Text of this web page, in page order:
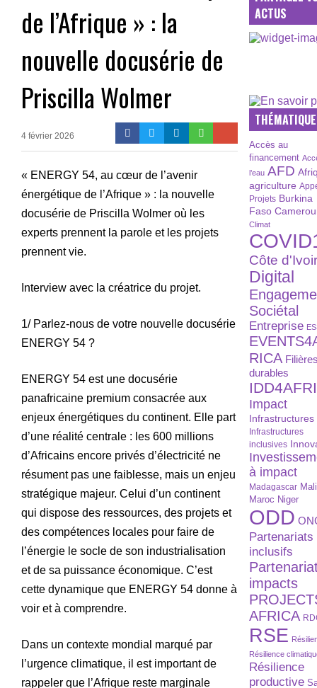
de l’Afrique » : la
nouvelle docusérie de
Priscilla Wolmer
4 février 2026
« ENERGY 54, au cœur de l’avenir
énergétique de l’Afrique » : la nouvelle
docusérie de Priscilla Wolmer où les
experts prennent la parole et les projets
prennent vie.
Interview avec la créatrice du projet.
1/ Parlez-nous de votre nouvelle docusérie
ENERGY 54 ?
ENERGY 54 est une docusérie
panafricaine premium consacrée aux
enjeux énergétiques du continent. Elle part
d’une réalité centrale : les 600 millions
d’Africains encore privés d’électricité ne
résument pas une faiblesse, mais un enjeu
stratégique majeur. Celui d’un continent
qui dispose des ressources, des projets et
des compétences locales pour faire de
l’énergie le socle de son industrialisation
et de sa puissance économique. C’est
cette dynamique que ENERGY 54 donne à
voir et à comprendre.
Dans un contexte mondial marqué par
l’urgence climatique, il est important de
rappeler que l’Afrique reste marginale
ACTUS
Accès au
financement
l’eau AFD
agriculture
Projets Burkina
Faso
Climat
Côte
Digital
Sociétal
Entreprise
RICA
durables
Impact
Infrastructures
Infrastructures
inclusives
à impact
Madagascar Mali
Maroc Niger
ODD
Partenariats
inclusifs
impacts
AFRICA
RSE
Résilience
Résilience
productive